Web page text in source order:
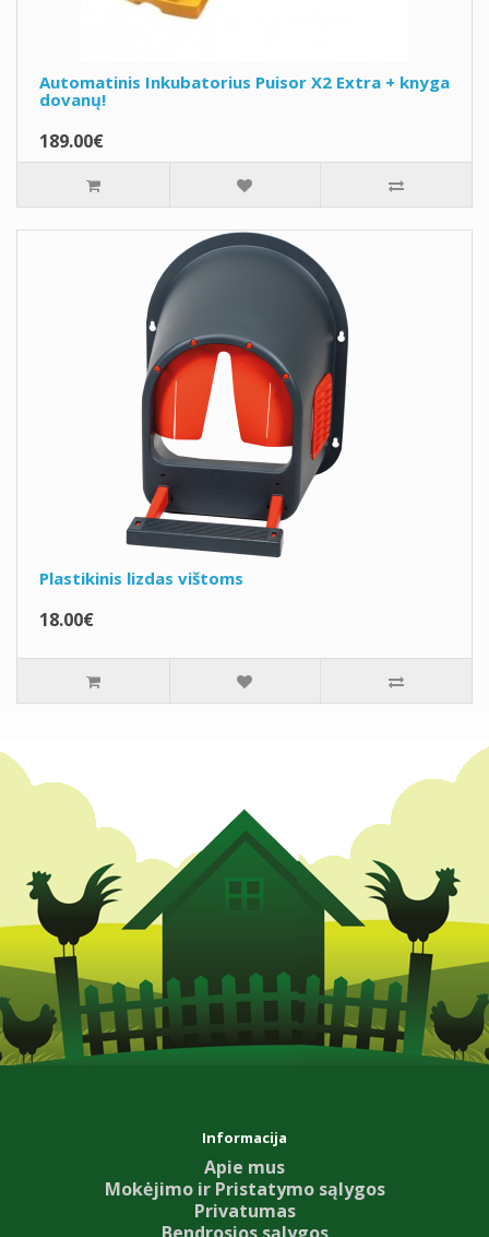
Automatinis Inkubatorius Puisor X2 Extra + knyga
dovanų!
189.00€
Plastikinis lizdas vištoms
18.00€
Informacija
Apie mus
Mokėjimo ir Pristatymo sąlygos
Privatumas